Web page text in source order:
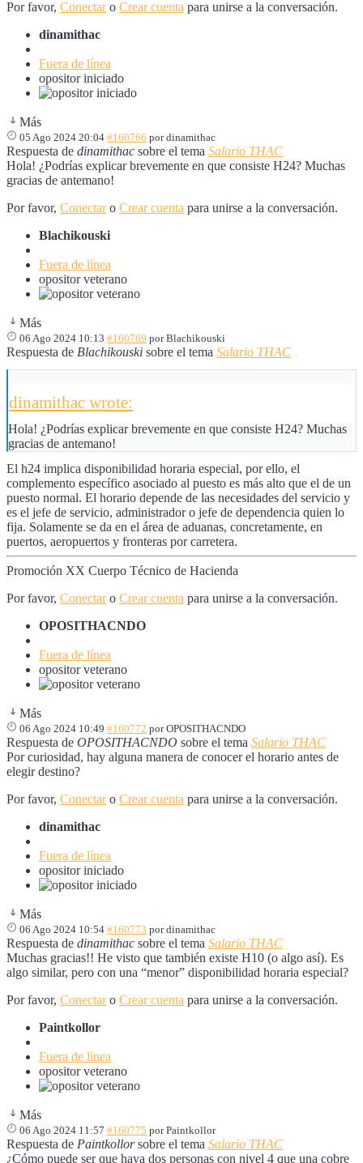
Por favor, Conectaro Crear cuenta para unirse a la conversación.
dinamithac
Fuera de línea
opositor iniciado
Más
05 Ago 2024 20:04 #160766 pordinamithac
Respuesta de dinamithac sobre el tema Salario THAC
Hola! ¿Podrías explicar brevemente en que consiste H24? Muchas
gracias de antemano!
Por favor, Conectaro Crear cuenta para unirse a la conversación.
Blachikouski
Fuera de línea
opositor veterano
Más
06 Ago 2024 10:13 #160769 porBlachikouski
Respuesta de Blachikouski sobre el tema Salario THAC
dinamithac wrote:
Hola! ¿Podrías explicar brevemente en que consiste H24? Muchas
gracias de antemano!
El h24 implica disponibilidad horaria especial, por ello, el
complemento específico asociado al puesto es más alto que el de un
puesto normal. El horario depende de las necesidades del servicio y
es el jefe de servicio, administrador o jefe de dependencia quien lo
fija. Solamente se da en el área de aduanas, concretamente, en
puertos, aeropuertos y fronteras por carretera.
Promoción XX Cuerpo Técnico de Hacienda
Por favor, Conectaro Crear cuenta para unirse a la conversación.
OPOSITHACNDO
Fuera de línea
opositor veterano
Más
06 Ago 2024 10:49 #160772 porOPOSITHACNDO
Respuesta de OPOSITHACNDO sobre el tema Salario THAC
Por curiosidad, hay alguna manera de conocer el horario antes de
elegir destino?
Por favor, Conectaro Crear cuenta para unirse a la conversación.
dinamithac
Fuera de línea
opositor iniciado
Más
06 Ago 2024 10:54 #160773 pordinamithac
Respuesta de dinamithac sobre el tema Salario THAC
Muchas gracias!! He visto que también existe H10 (o algo así). Es
algo similar, pero con una “menor” disponibilidad horaria especial?
Por favor, Conectaro Crear cuenta para unirse a la conversación.
Paintkollor
Fuera de línea
opositor veterano
Más
06 Ago 2024 11:57 #160775 porPaintkollor
Respuesta de Paintkollorsobre el tema Salario THAC
¿Cómo puede ser que haya dos personas con nivel 4 que una cobre